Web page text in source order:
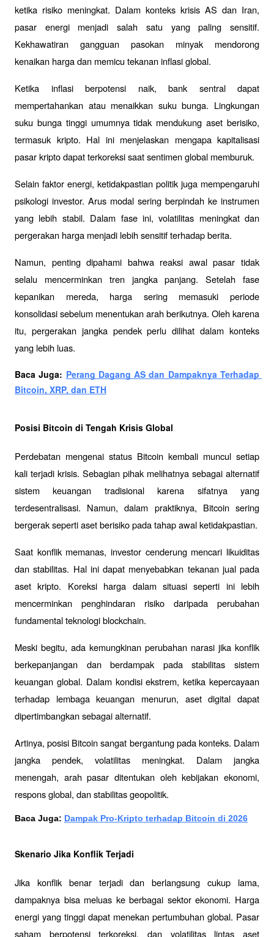
ketika risiko meningkat. Dalam konteks krisis AS dan Iran,
pasar energi menjadi salah satu yang paling sensitif.
Kekhawatiran gangguan pasokan minyak mendorong
kenaikan harga dan memicu tekanan inflasi global.
Ketika inflasi berpotensi naik, bank sentral dapat
mempertahankan atau menaikkan suku bunga. Lingkungan
suku bunga tinggi umumnya tidak mendukung aset berisiko,
termasuk kripto. Hal ini menjelaskan mengapa kapitalisasi
pasar kripto dapat terkoreksi saat sentimen global memburuk.
Selain faktor energi, ketidakpastian politik juga mempengaruhi
psikologi investor. Arus modal sering berpindah ke instrumen
yang lebih stabil. Dalam fase ini, volatilitas meningkat dan
pergerakan harga menjadi lebih sensitif terhadap berita.
Namun, penting dipahami bahwa reaksi awal pasar tidak
selalu mencerminkan tren jangka panjang. Setelah fase
kepanikan mereda, harga sering memasuki periode
konsolidasi sebelum menentukan arah berikutnya. Oleh karena
itu, pergerakan jangka pendek perlu dilihat dalam konteks
yang lebih luas.
Baca Juga: Perang Dagang AS dan Dampaknya Terhadap
Bitcoin, XRP, dan ETH
Posisi Bitcoin di Tengah Krisis Global
Perdebatan mengenai status Bitcoin kembali muncul setiap
kali terjadi krisis. Sebagian pihak melihatnya sebagai alternatif
sistem keuangan tradisional karena sifatnya yang
terdesentralisasi. Namun, dalam praktiknya, Bitcoin sering
bergerak seperti aset berisiko pada tahap awal ketidakpastian.
Saat konflik memanas, investor cenderung mencari likuiditas
dan stabilitas. Hal ini dapat menyebabkan tekanan jual pada
aset kripto. Koreksi harga dalam situasi seperti ini lebih
mencerminkan penghindaran risiko daripada perubahan
fundamental teknologi blockchain.
Meski begitu, ada kemungkinan perubahan narasi jika konflik
berkepanjangan dan berdampak pada stabilitas sistem
keuangan global. Dalam kondisi ekstrem, ketika kepercayaan
terhadap lembaga keuangan menurun, aset digital dapat
dipertimbangkan sebagai alternatif.
Artinya, posisi Bitcoin sangat bergantung pada konteks. Dalam
jangka pendek, volatilitas meningkat. Dalam jangka
menengah, arah pasar ditentukan oleh kebijakan ekonomi,
respons global, dan stabilitas geopolitik.
Baca Juga: Dampak Pro-Kripto terhadap Bitcoin di 2026
Skenario Jika Konflik Terjadi
Jika konflik benar terjadi dan berlangsung cukup lama,
dampaknya bisa meluas ke berbagai sektor ekonomi. Harga
energi yang tinggi dapat menekan pertumbuhan global. Pasar
saham berpotensi terkoreksi, dan volatilitas lintas aset